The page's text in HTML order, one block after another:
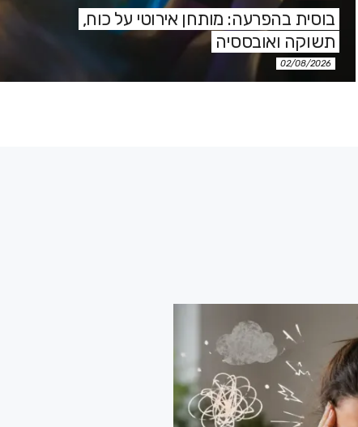
בוסית בהפרעה: מותחן אירוטי על כוח,
תשוקה ואובססיה
02/08/2026